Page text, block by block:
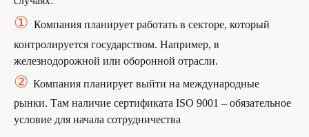
① Компания планирует работать в секторе, который
контролируется государством. Например, в
железнодорожной или оборонной отрасли.
② Компания планирует выйти на международные
рынки. Там наличие сертификата ISO 9001 – обязательное
условие для начала сотрудничества